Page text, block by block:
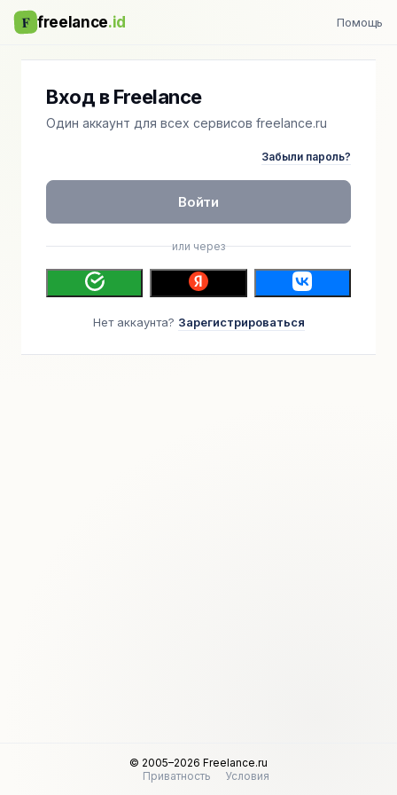
F freelance.id Помощь
Вход в Freelance
Один аккаунт для всех сервисов freelance.ru
Забыли пароль?
Войти
или через
Нет аккаунта? Зарегистрироваться
© 2005–2026 Freelance.ru
Приватность
Условия